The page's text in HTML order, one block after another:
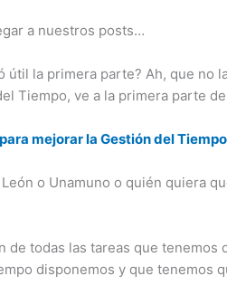
a nuestros posts…
útil la primera parte? Ah, que
Tiempo, ve a la primera parte
mejorar la Gestión del
o Unamuno o quién quiera
todas las tareas que
disponemos y que tenemos